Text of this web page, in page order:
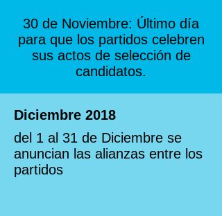
30 de Noviembre: Último día
para que los partidos celebren
sus actos de selección de
candidatos.
Diciembre 2018
del 1 al 31 de Diciembre se
anuncian las alianzas entre los
partidos